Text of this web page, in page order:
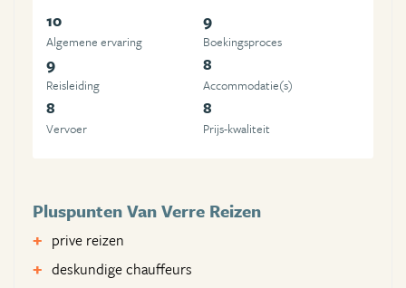
10
Algemene ervaring
9
Boekingsproces
9
Reisleiding
8
Accommodatie(s)
8
Vervoer
8
Prijs-kwaliteit
Pluspunten Van Verre Reizen
prive reizen
deskundige chauffeurs